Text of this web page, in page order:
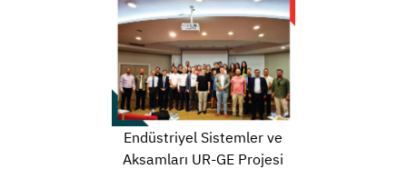
Endüstriyel Sistemler ve
Aksamları UR-GE Projesi